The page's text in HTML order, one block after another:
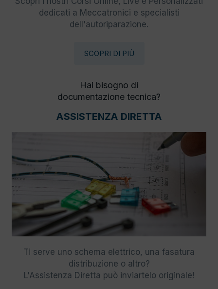
dedicati a Meccatronici e specialisti
dell'autoriparazione.
SCOPRI DI PIÙ
Hai bisogno di
documentazione tecnica?
ASSISTENZA DIRETTA
Ti serve uno schema elettrico, una fasatura
distribuzione o altro?
L'Assistenza Diretta può inviartelo originale!